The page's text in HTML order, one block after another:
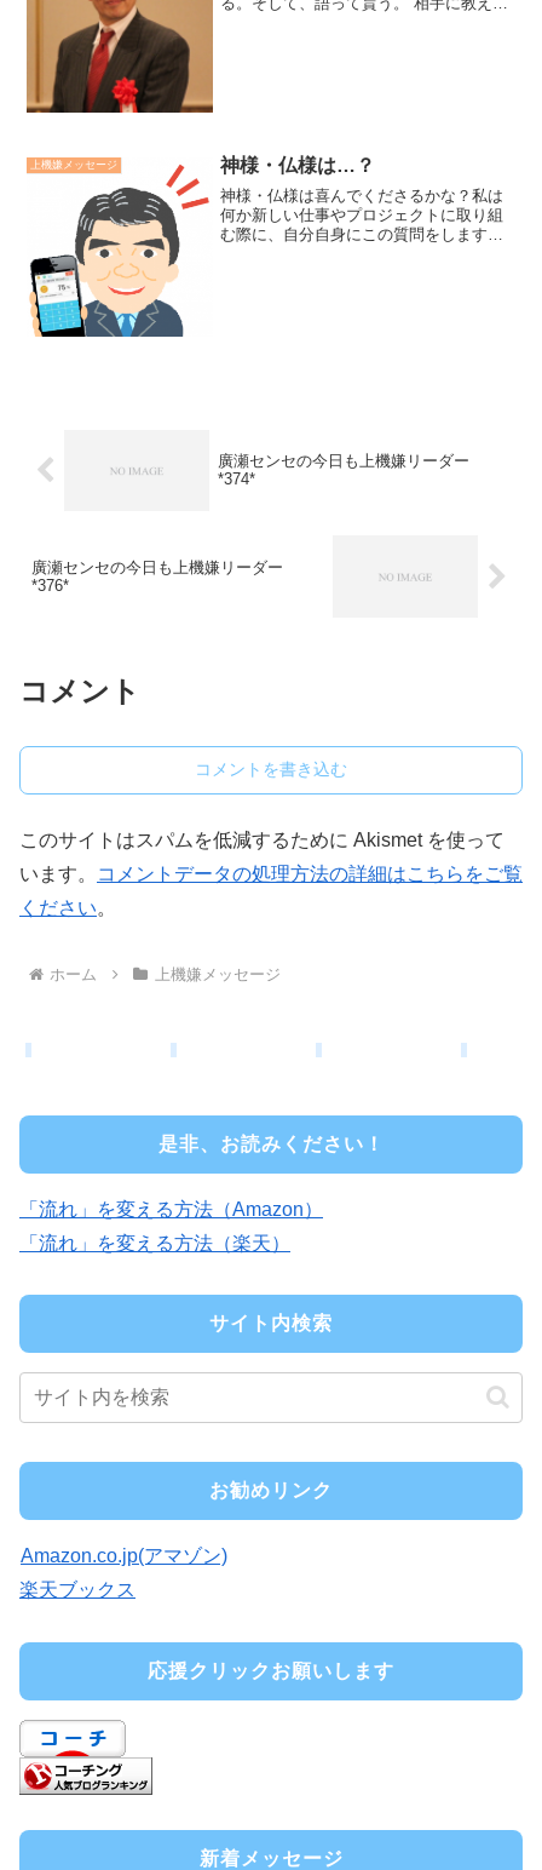
上機嫌メッセージ 神様・仏様は…？
神様・仏様は喜んでくださるかな？私は
何か新しい仕事やプロジェクトに取り組
む際に、自分自身にこの質問をします。
廣瀬センセの今日も上機嫌リーダー
*374*
廣瀬センセの今日も上機嫌リーダー
*376*
コメント
コメントを書き込む
このサイトはスパムを低減するために Akismet を使って
います。
コメントデータの処理方法の詳細はこちらをご覧
ください。
ホーム 上機嫌メッセージ
是非、お読みください！
「流れ」を変える方法（Amazon）
「流れ」を変える方法（楽天）
サイト内検索
お勧めリンク
Amazon.co.jp(アマゾン)
楽天ブックス
応援クリックお願いします
新着メッセージ